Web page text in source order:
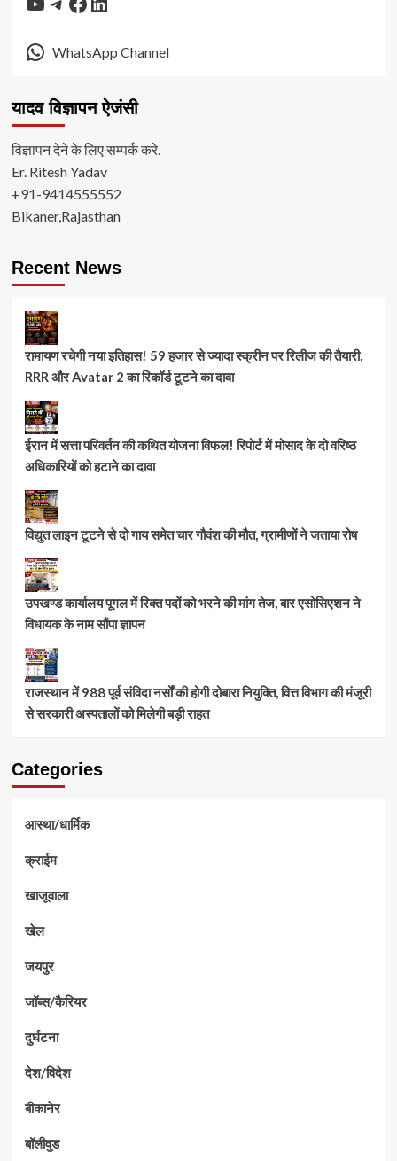
WhatsApp Channel
यादव विज्ञापन ऐजंसी
विज्ञापन देने के लिए सम्पर्क करे.
Er. Ritesh Yadav
+91-9414555552
Bikaner,Rajasthan
Recent News
रामायण रचेगी नया इतिहास! 59 हजार से ज्यादा स्क्रीन पर रिलीज की तैयारी,
RRR और Avatar 2 का रिकॉर्ड टूटने का दावा
ईरान में सत्ता परिवर्तन की कथित योजना विफल! रिपोर्ट में मोसाद के दो वरिष्ठ
अधिकारियों को हटाने का दावा
विद्युत लाइन टूटने से दो गाय समेत चार गौवंश की मौत, ग्रामीणों ने जताया रोष
उपखण्ड कार्यालय पूगल में रिक्त पदों को भरने की मांग तेज, बार एसोसिएशन ने
विधायक के नाम सौंपा ज्ञापन
राजस्थान में 988 पूर्व संविदा नर्सों की होगी दोबारा नियुक्ति, वित्त विभाग की मंजूरी
से सरकारी अस्पतालों को मिलेगी बड़ी राहत
Categories
आस्था/धार्मिक
क्राईम
खाजूवाला
खेल
जयपुर
जॉब्स/कैरियर
दुर्घटना
देश/विदेश
बीकानेर
बॉलीवुड